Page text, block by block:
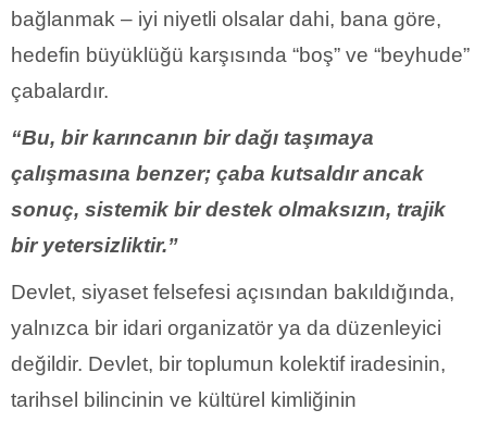
bağlanmak – iyi niyetli olsalar dahi, bana göre,
hedefin büyüklüğü karşısında “boş” ve “beyhude”
çabalardır.
“Bu, bir karıncanın bir dağı taşımaya
çalışmasına benzer; çaba kutsaldır ancak
sonuç, sistemik bir destek olmaksızın, trajik
bir yetersizliktir.”
Devlet, siyaset felsefesi açısından bakıldığında,
yalnızca bir idari organizatör ya da düzenleyici
değildir. Devlet, bir toplumun kolektif iradesinin,
tarihsel bilincinin ve kültürel kimliğinin